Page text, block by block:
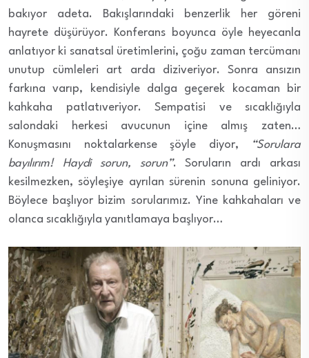
bakıyor adeta. Bakışlarındaki benzerlik her göreni
hayrete düşürüyor. Konferans boyunca öyle heyecanla
anlatıyor ki sanatsal üretimlerini, çoğu zaman tercümanı
unutup cümleleri art arda diziveriyor. Sonra ansızın
farkına varıp, kendisiyle dalga geçerek kocaman bir
kahkaha patlatıveriyor. Sempatisi ve sıcaklığıyla
salondaki herkesi avucunun içine almış zaten…
Konuşmasını noktalarkense şöyle diyor, “Sorulara
bayılırım! Haydi sorun, sorun”. Soruların ardı arkası
kesilmezken, söyleşiye ayrılan sürenin sonuna geliniyor.
Böylece başlıyor bizim sorularımız. Yine kahkahaları ve
olanca sıcaklığıyla yanıtlamaya başlıyor…